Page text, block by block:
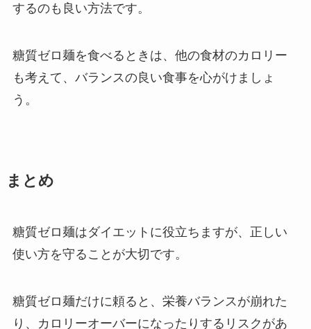
するのも良い方法です。
糖質ゼロ麺を食べるときは、他の食材のカロリー
も考えて、バランスの良い食事を心がけましょ
う。
まとめ
糖質ゼロ麺はダイエットに役立ちますが、正しい
使い方を守ることが大切です。
糖質ゼロ麺だけに頼ると、栄養バランスが崩れた
り、カロリーオーバーになったりするリスクがあ